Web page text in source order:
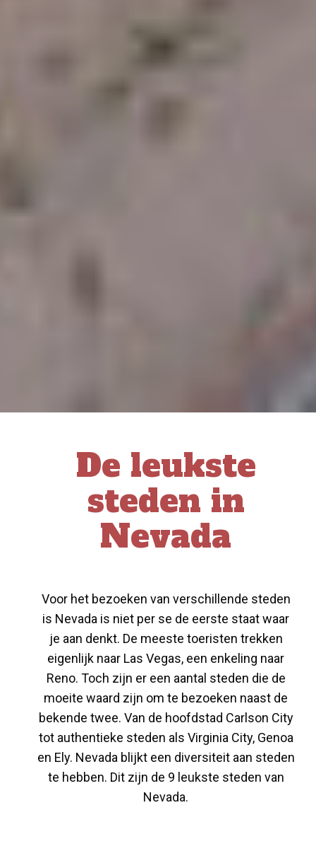
De leukste
steden in
Nevada
Voor het bezoeken van verschillende steden
is Nevada is niet per se de eerste staat waar
je aan denkt. De meeste toeristen trekken
eigenlijk naar Las Vegas, een enkeling naar
Reno. Toch zijn er een aantal steden die de
moeite waard zijn om te bezoeken naast de
bekende twee. Van de hoofdstad Carlson City
tot authentieke steden als Virginia City, Genoa
en Ely. Nevada blijkt een diversiteit aan steden
te hebben. Dit zijn de 9 leukste steden van
Nevada.